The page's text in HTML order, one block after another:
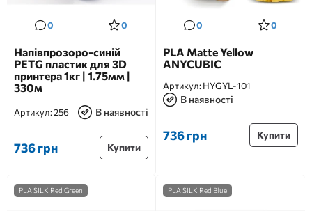
0 0
Напівпрозоро-синій
PETG пластик для 3D
принтера 1кг | 1.75мм |
330м
Артикул:256 В наявності
736 грн Купити
0 0
PLA Matte Yellow
ANYCUBIC
Артикул:HYGYL-101
В наявності
736 грн Купити
PLA SILK Red Green PLA SILK Red Blue